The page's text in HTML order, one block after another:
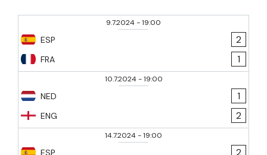
9.7.2024-19:00
ESP
FRA
2
1
10.7.2024-19:00
NED
ENG
1
2
14.7.2024-19:00
ESP
2